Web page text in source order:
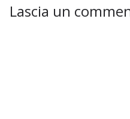
Lascia un